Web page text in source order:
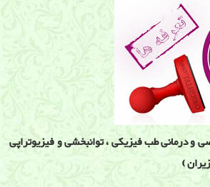
درمانی طب فیزیکی ، توانبخشی و فیزیوتراپی